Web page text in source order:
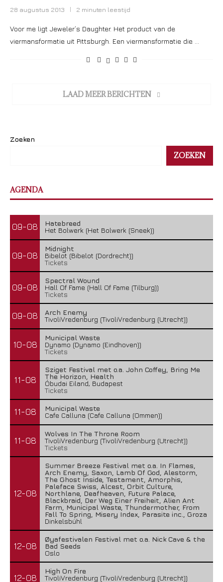
28 augustus 2013 2 minuten leestijd
Voor me ligt Jeweler’s Daughter. Het product van de
viermansformatie uit Pittsburgh. Een viermansformatie die …
LAAD MEER BERICHTEN
Zoeken
ZOEKEN
AGENDA
09-08
Hatebreed
Het Bolwerk (Het Bolwerk (Sneek))
09-08
Midnight
Bibelot (Bibelot (Dordrecht))
Tickets
09-08
Spectral Wound
Hall Of Fame (Hall Of Fame (Tilburg))
Tickets
09-08
Arch Enemy
TivoliVredenburg (TivoliVredenburg (Utrecht))
10-08
Municipal Waste
Dynamo (Dynamo (Eindhoven))
Tickets
11-08
Sziget Festival met o.a. John Coffey, Bring Me
The Horizon, Health
Óbudai Eiland, Budapest
Tickets
11-08
Municipal Waste
Cafe Calluna (Cafe Calluna (Ommen))
11-08
Wolves In The Throne Room
TivoliVredenburg (TivoliVredenburg (Utrecht))
Tickets
12-08
Summer Breeze Festival met o.a. In Flames,
Arch Enemy, Saxon, Lamb Of God, Alestorm,
The Ghost Inside, Testament, Amorphis,
Paleface Swiss, Alcest, Orbit Culture,
Northlane, Deafheaven, Future Palace,
Blackbraid, Der Weg Einer Freiheit, Alien Ant
Farm, Municipal Waste, Thundermother, From
Fall To Spring, Misery Index, Parasite inc., Groza
Dinkelsbühl
12-08
Øyafestivalen Festival met o.a. Nick Cave & the
Bad Seeds
Oslo
12-08
High On Fire
TivoliVredenburg (TivoliVredenburg (Utrecht))